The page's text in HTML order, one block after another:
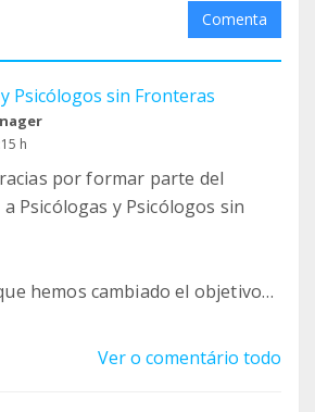
y Psicólogos sin Fronteras os
Comenta
Psicólogos sin Fronteras
h
por formar parte del
Psicólogas y Psicólogos sin
hemos cambiado el objetivo
la situación actual de
Covid-19, hemos decidido
Ver o comentário todo